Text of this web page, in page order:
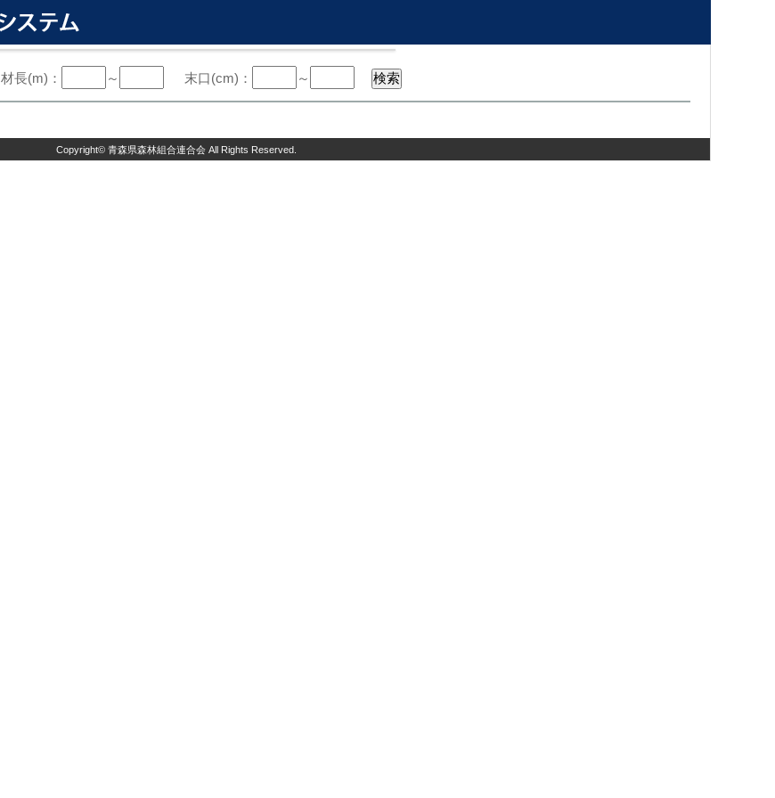
材長(m)： ～ 末口(cm)： ～
Copyright© 青森県森林組合連合会 All Rights Reserved.